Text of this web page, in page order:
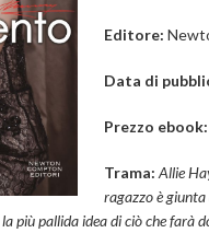
Editore:
Data di
Prezzo ebook:
Trama: Allie
ragazzo è giunta
più pallida idea di ciò che farà